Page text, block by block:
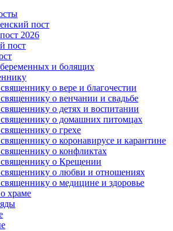
пост
2026
пост
и болящих
о вере и благочестии
о венчании и свадьбе
о детях и воспитании
о домашних питомцах
о грехе
о коронавирусе и карантине
о конфликтах
о Крещении
о любви и отношениях
о медицине и здоровье
храме